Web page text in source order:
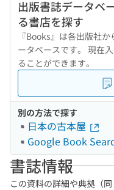
出版書誌データベ
る書店を探す
『Books』は各出版社
ータベースです。 現在
ることができます。
別の方法で探す
日本の古本屋
Google Book
書誌情報
この資料の詳細や典拠（